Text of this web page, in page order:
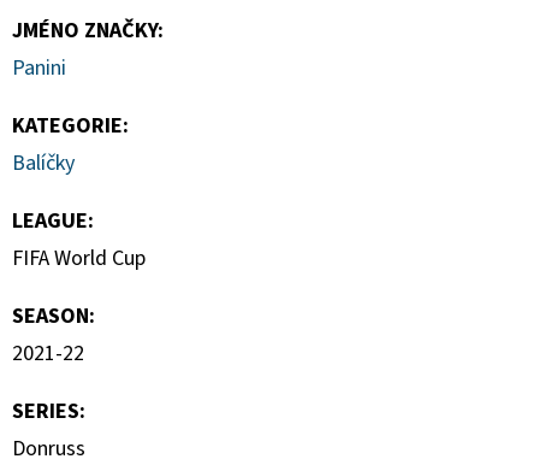
JMÉNO ZNAČKY:
Panini
KATEGORIE:
Balíčky
LEAGUE:
FIFA World Cup
SEASON:
2021-22
SERIES:
Donruss